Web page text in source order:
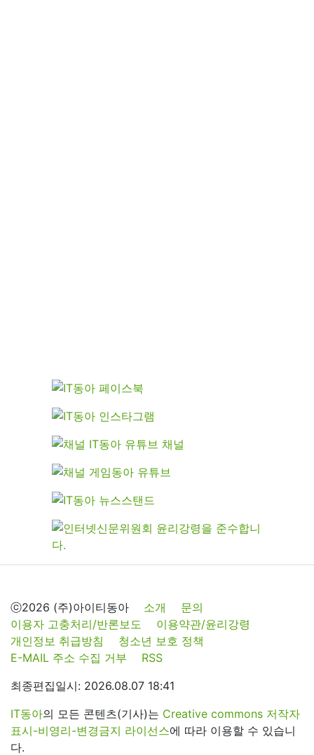
ⓒ2026 (주)아이티동아 소개
문의
이용자 고충처리/반론보도
이용약관/윤리강령
개인정보 취급방침
청소년 보호 정책
E-MAIL 주소 수집 거부
RSS
최종편집일시: 2026.08.07 18:41
IT동아의 모든 콘텐츠(기사)는 Creative commons 저작자
표시-비영리-변경금지 라이선스에 따라 이용할 수 있습니
다.